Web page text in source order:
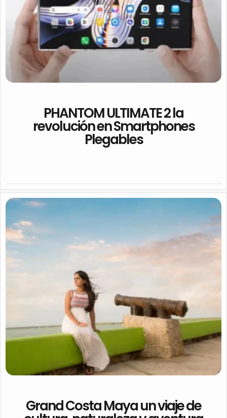
PHANTOM ULTIMATE 2 la
revolución en Smartphones
Plegables
Grand Costa Maya un viaje de